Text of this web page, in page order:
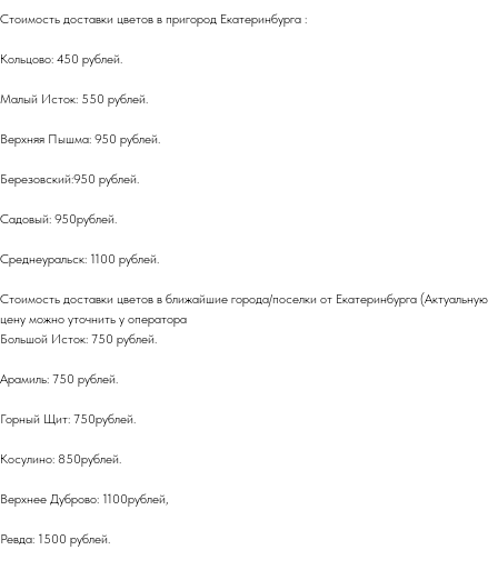
Стоимость доставки цветов в пригород Екатеринбурга :
Кольцово: 450 рублей.
Малый Исток: 550 рублей.
Верхняя Пышма: 950 рублей.
Березовский:950 рублей.
Садовый: 950рублей.
Среднеуральск: 1100 рублей.
Стоимость доставки цветов в ближайшие города/поселки от Екатеринбурга (Актуальную
цену можно уточнить у оператора
Большой Исток: 750 рублей.
Арамиль: 750 рублей.
Горный Щит: 750рублей.
Косулино: 850рублей.
Верхнее Дуброво: 1100рублей,
Ревда: 1500 рублей.